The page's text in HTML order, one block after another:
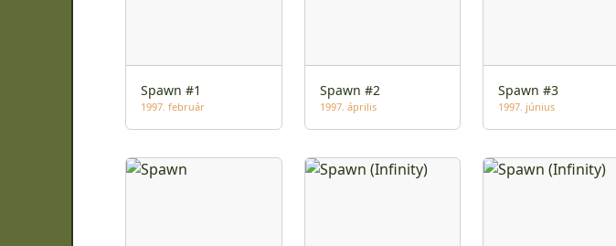
Spawn #1
1997. február
Spawn #2
1997. április
Spawn #3
1997. június